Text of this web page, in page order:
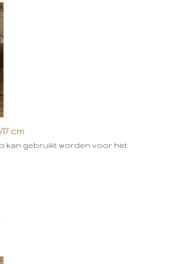
cm
kan gebruikt worden voor het